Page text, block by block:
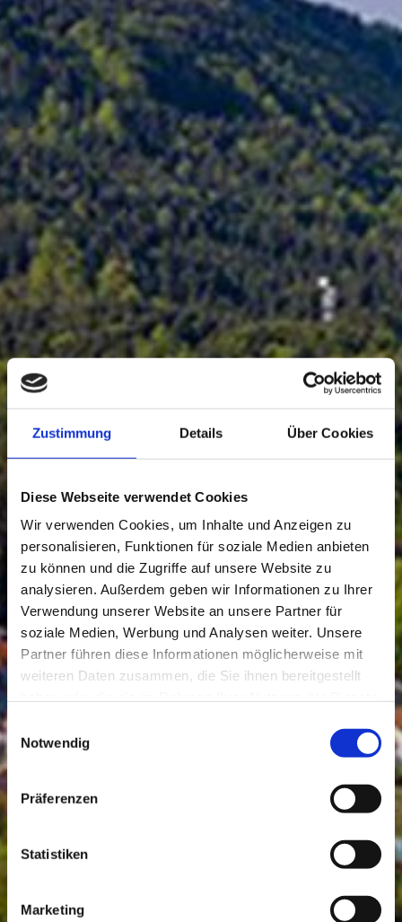
Zustimmung Details Über Cookies
Diese Webseite verwendet Cookies
Wir verwenden Cookies, um Inhalte und Anzeigen zu
personalisieren, Funktionen für soziale Medien anbieten
zu können und die Zugriffe auf unsere Website zu
analysieren. Außerdem geben wir Informationen zu Ihrer
Verwendung unserer Website an unsere Partner für
soziale Medien, Werbung und Analysen weiter. Unsere
Partner führen diese Informationen möglicherweise mit
weiteren Daten zusammen, die Sie ihnen bereitgestellt
Einwilligungsauswahl
Notwendig
Präferenzen
Statistiken
Marketing